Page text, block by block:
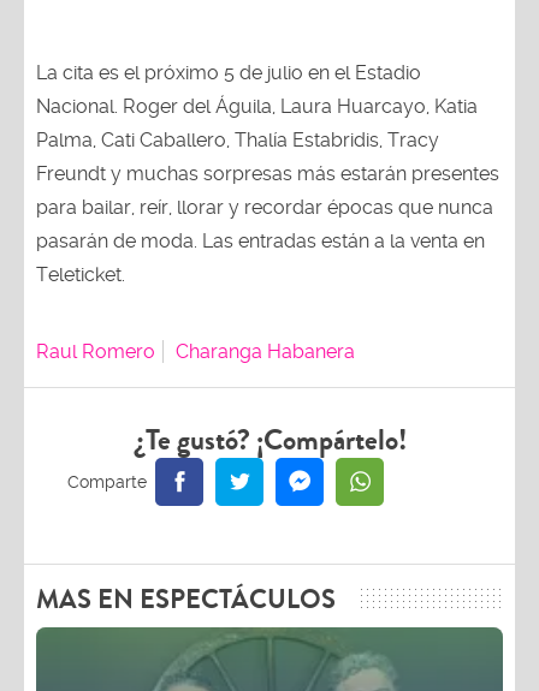
La cita es el próximo 5 de julio en el Estadio
Nacional. Roger del Águila, Laura Huarcayo, Katia
Palma, Cati Caballero, Thalía Estabridis, Tracy
Freundt y muchas sorpresas más estarán presentes
para bailar, reír, llorar y recordar épocas que nunca
pasarán de moda. Las entradas están a la venta en
Teleticket.
Raul Romero Charanga Habanera
¿Te gustó? ¡Compártelo!
MAS EN ESPECTÁCULOS